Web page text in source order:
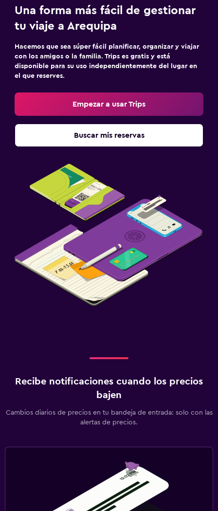
Una forma más fácil de gestionar
tu viaje a Arequipa
Hacemos que sea súper fácil planificar, organizar y viajar
con los amigos o la familia. Trips es gratis y está
disponible para su uso independientemente del lugar en
el que reserves.
Empezar a usar Trips
Buscar mis reservas
Recibe notificaciones cuando los precios
bajen
Cambios diarios de precios en tu bandeja de entrada: solo con las
alertas de precios.